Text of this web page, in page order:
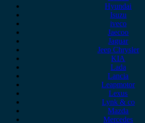
Hyundai
Isuzu
iveco
Jaecoo
Jaguar
Jeep Chrysler
KIA
Lada
Lancia
Leapmotor
Lexus
Lynk & co
Mazda
Mercedes